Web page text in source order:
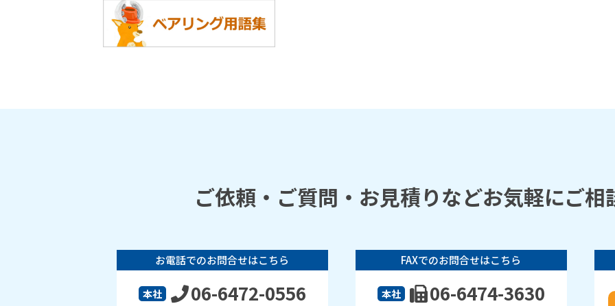
ご依頼・ご質問・お見積りなどお気軽にご相
お電話でのお問合せはこちら
本社 06-6472-0556
FAXでのお問合せはこちら
本社 06-6474-3630